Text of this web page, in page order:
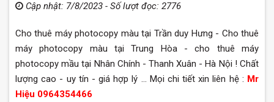
Cập nhật: 7/8/2023 - Số lượt đọc: 2776
Cho thuê máy photocopy màu tại Trần duy Hưng - Cho thuê
máy photocopy màu tại Trung Hòa - cho thuê máy
photocopy mầu tại Nhân Chính - Thanh Xuân - Hà Nội ! Chất
lượng cao - uy tín - giá hợp lý ... Mọi chi tiết xin liên hệ : Mr
Hiệu 0964354466